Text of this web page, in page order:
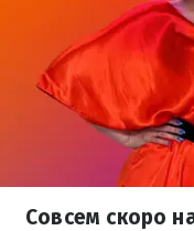
Совсем скоро